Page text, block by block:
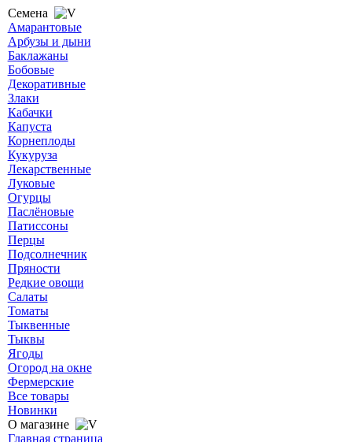
Семена
Амарантовые
Арбузы и дыни
Баклажаны
Бобовые
Декоративные
Злаки
Кабачки
Капуста
Корнеплоды
Кукуруза
Лекарственные
Луковые
Огурцы
Паслёновые
Патиссоны
Перцы
Подсолнечник
Пряности
Редкие овощи
Салаты
Томаты
Тыквенные
Тыквы
Ягоды
Огород на окне
Фермерские
Все товары
Новинки
О магазине
Главная страница